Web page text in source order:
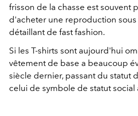
frisson de la chasse est souvent
d'acheter une reproduction
détaillant de fast fashion.
Si les T-shirts sont aujourd'hui
vêtement de base a beaucoup
siècle dernier, passant du statut
celui de symbole de statut social